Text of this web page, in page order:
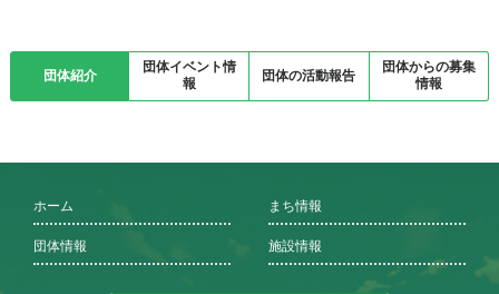
団体紹介
団体イベント情
報
団体の活動報告
団体からの募集
情報
ホーム まち情報
団体情報 施設情報